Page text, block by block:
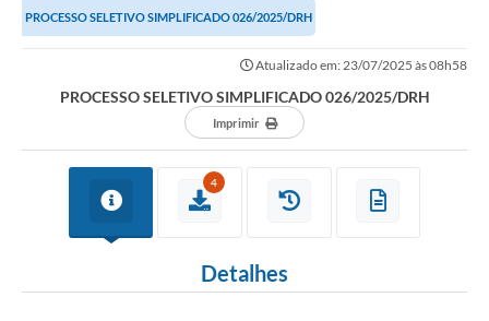
PROCESSO SELETIVO SIMPLIFICADO 026/2025/DRH
Atualizado em: 23/07/2025 às 08h58
PROCESSO SELETIVO SIMPLIFICADO 026/2025/DRH
Imprimir
4
Detalhes